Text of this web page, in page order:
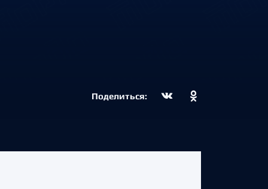
Поделиться: